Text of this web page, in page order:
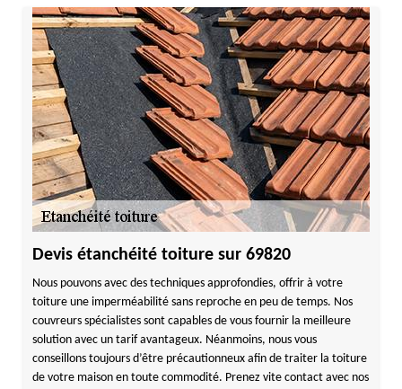
Devis étanchéité toiture sur 69820
Nous pouvons avec des techniques approfondies, offrir à votre
toiture une imperméabilité sans reproche en peu de temps. Nos
couvreurs spécialistes sont capables de vous fournir la meilleure
solution avec un tarif avantageux. Néanmoins, nous vous
conseillons toujours d’être précautionneux afin de traiter la toiture
de votre maison en toute commodité. Prenez vite contact avec nos